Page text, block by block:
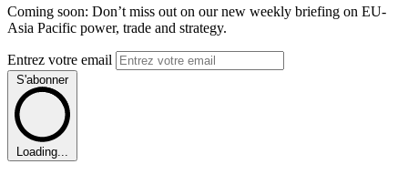
Coming soon: Don’t miss out on our new weekly briefing on EU-
Asia Pacific power, trade and strategy.
Entrez votre email
S'abonner
Loading...